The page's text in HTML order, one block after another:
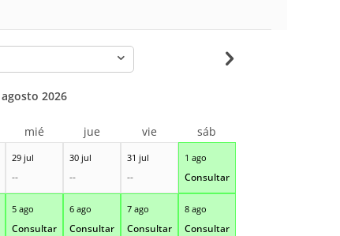
29 jul
--
30 jul
--
31 jul
--
1 ago
Consultar
5 ago
Consultar
6 ago
Consultar
7 ago
Consultar
8 ago
Consultar
agosto 2026
mié jue vie sáb